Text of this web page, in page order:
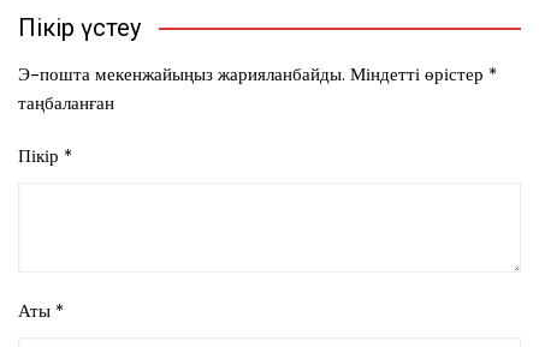
Пікір үстеу
Э-пошта мекенжайыңыз жарияланбайды. Міндетті өрістер *
таңбаланған
Пікір *
Аты *